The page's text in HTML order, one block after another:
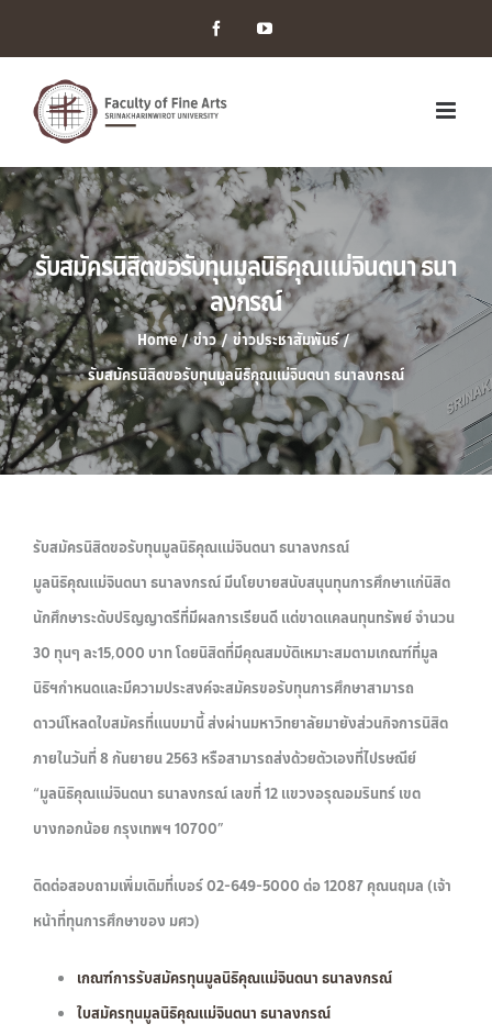
FacebookYouTube
รับสมัครนิสิตขอรับทุนมูลนิธิคุณแม่จินตนา ธนา
ลงกรณ์
Home / ข่าว / ข่าวประชาสัมพันธ์ /
รับสมัครนิสิตขอรับทุนมูลนิธิคุณแม่จินตนา ธนาลงกรณ์
รับสมัครนิสิตขอรับทุนมูลนิธิคุณแม่จินตนา ธนาลงกรณ์
มูลนิธิคุณแม่จินตนา ธนาลงกรณ์ มีนโยบายสนับสนุนทุนการศึกษาแก่นิสิต
นักศึกษาระดับปริญญาตรีที่มีผลการเรียนดี แต่ขาดแคลนทุนทรัพย์ จำนวน
30 ทุนๆ ละ15,000 บาท โดยนิสิตที่มีคุณสมบัติเหมาะสมตามเกณฑ์ที่มูล
นิธิฯกำหนดและมีความประสงค์จะสมัครขอรับทุนการศึกษาสามารถ
ดาวน์โหลดใบสมัครที่แนบมานี้ ส่งผ่านมหาวิทยาลัยมายังส่วนกิจการนิสิต
ภายในวันที่ 8 กันยายน 2563 หรือสามารถส่งด้วยตัวเองที่ไปรษณีย์
“มูลนิธิคุณแม่จินตนา ธนาลงกรณ์ เลขที่ 12 แขวงอรุณอมรินทร์ เขต
บางกอกน้อย กรุงเทพฯ 10700”
ติดต่อสอบถามเพิ่มเติมที่เบอร์ 02-649-5000 ต่อ 12087 คุณนฤมล (เจ้า
หน้าที่ทุนการศึกษาของ มศว)
เกณฑ์การรับสมัครทุนมูลนิธิคุณแม่จินตนา ธนาลงกรณ์
ใบสมัครทุนมูลนิธิคุณแม่จินตนา ธนาลงกรณ์